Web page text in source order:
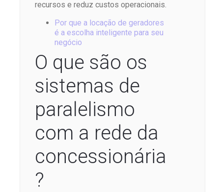
recursos e reduz custos operacionais.
Por que a locação de geradores
é a escolha inteligente para seu
negócio
O que são os
sistemas de
paralelismo
com a rede da
concessionária
?